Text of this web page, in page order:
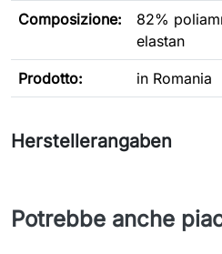
Composizione:
82%
elastan
Prodotto: in Romania
Herstellerangaben
Potrebbe anche